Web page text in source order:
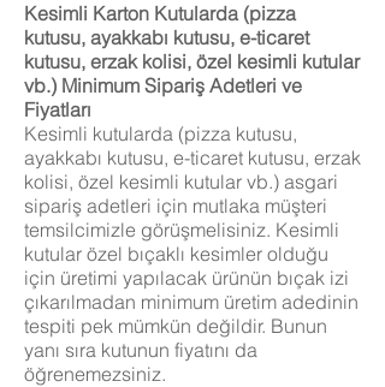
Kesimli Karton Kutularda (pizza
kutusu, ayakkabı kutusu, e-ticaret
kutusu, erzak kolisi, özel kesimli kutular
vb.) Minimum Sipariş Adetleri ve
Fiyatları
Kesimli kutularda (pizza kutusu,
ayakkabı kutusu, e-ticaret kutusu, erzak
kolisi, özel kesimli kutular vb.) asgari
sipariş adetleri için mutlaka müşteri
temsilcimizle görüşmelisiniz. Kesimli
kutular özel bıçaklı kesimler olduğu
için üretimi yapılacak ürünün bıçak izi
çıkarılmadan minimum üretim adedinin
tespiti pek mümkün değildir. Bunun
yanı sıra kutunun fiyatını da
öğrenemezsiniz.